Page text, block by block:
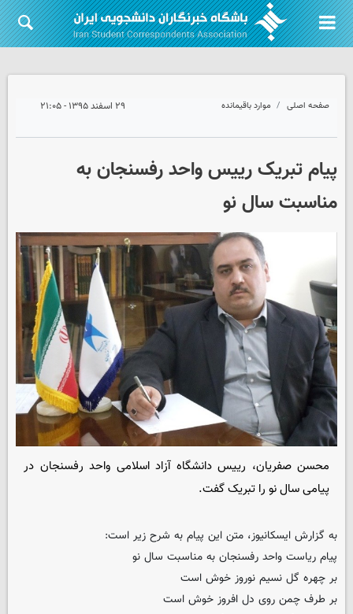
صفحه اصلی موارد باقیمانده ۲۹ اسفند ۱۳۹۵ - ۲۱:۰۵
پیام تبریک رییس واحد رفسنجان به
مناسبت سال نو
محسن صفریان، رییس دانشگاه آزاد اسلامی واحد رفسنجان در
پیامی سال نو را تبریک گفت.
به گزارش ایسکانیوز، متن این پیام به شرح زیر است:
پیام ریاست واحد رفسنجان به مناسبت سال نو
بر چهره گل نسیم نوروز خوش است
بر طرف چمن روی دل افروز خوش است